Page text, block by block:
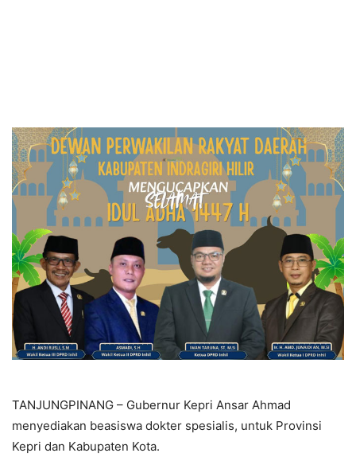
TANJUNGPINANG – Gubernur Kepri Ansar Ahmad
menyediakan beasiswa dokter spesialis, untuk Provinsi
Kepri dan Kabupaten Kota.